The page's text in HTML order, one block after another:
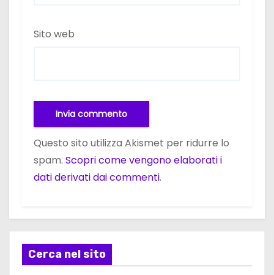
Sito web
Questo sito utilizza Akismet per ridurre lo
spam. Scopri come vengono elaborati i
dati derivati dai commenti.
Cerca nel sito